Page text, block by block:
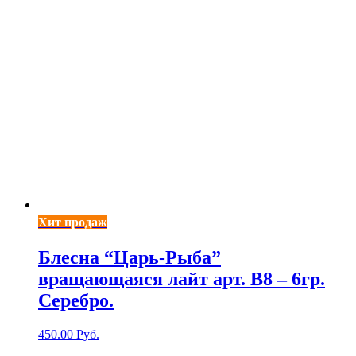
Хит продаж
Блесна “Царь-Рыба”
вращающаяся лайт арт. В8 – 6гр.
Серебро.
450.00 Руб.